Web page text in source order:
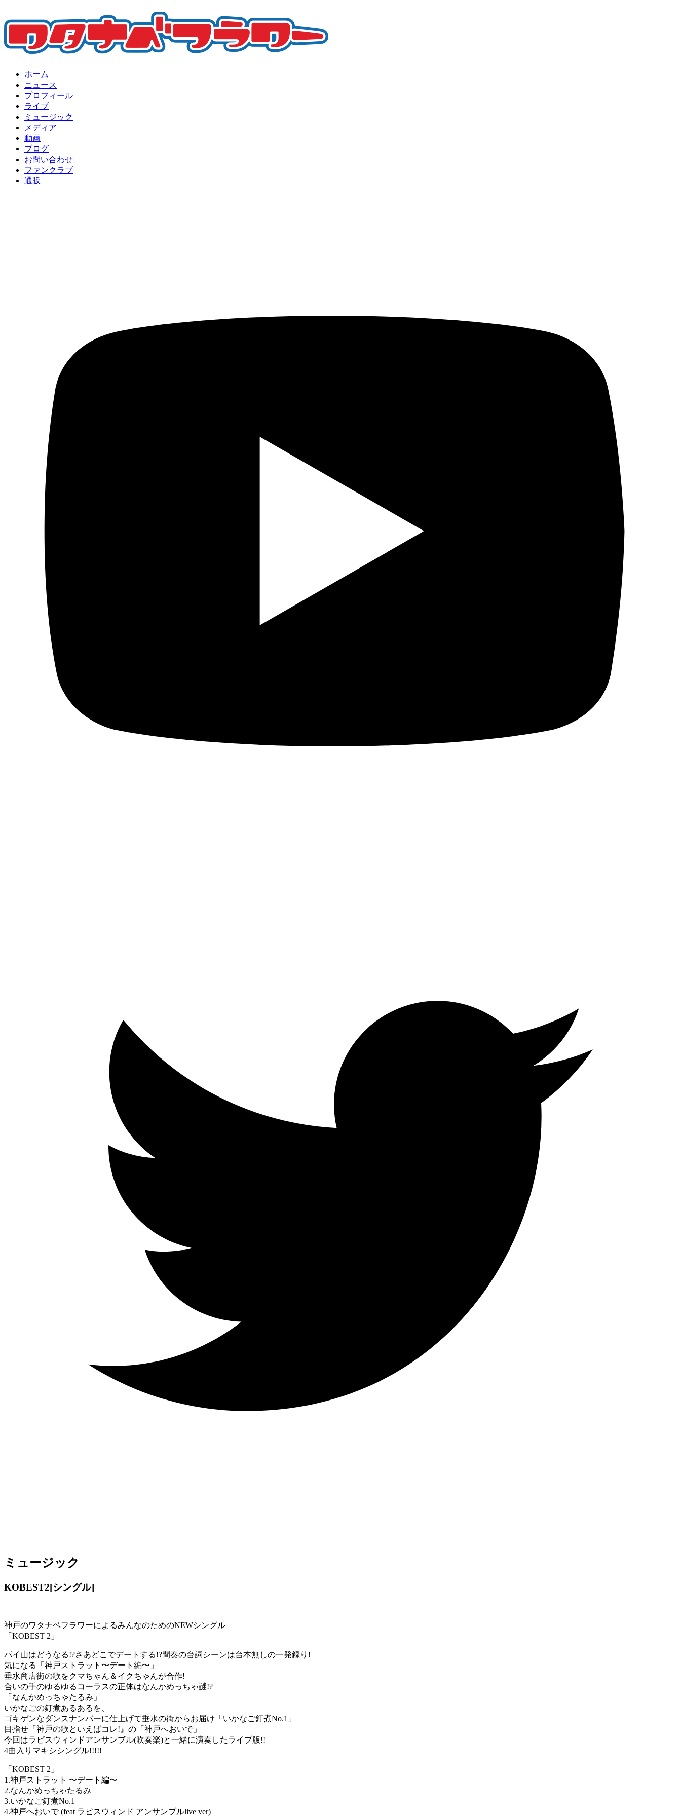
ホーム
ニュース
プロフィール
ライブ
ミュージック
メディア
動画
ブログ
お問い合わせ
ファンクラブ
通販
ミュージック
KOBEST2[シングル]
神戸のワタナベフラワーによるみんなのためのNEWシングル
「KOBEST 2」
パイ山はどうなる!?さあどこでデートする!?間奏の台詞シーンは台本無しの一発録り!
気になる「神戸ストラット〜デート編〜」
垂水商店街の歌をクマちゃん＆イクちゃんが合作!
合いの手のゆるゆるコーラスの正体はなんかめっちゃ謎!?
「なんかめっちゃたるみ」
いかなごの釘煮あるあるを、
ゴキゲンなダンスナンバーに仕上げて垂水の街からお届け「いかなご釘煮No.1」
目指せ『神戸の歌といえばコレ!』の「神戸へおいで」
今回はラピスウィンドアンサンブル(吹奏楽)と一緒に演奏したライブ版!!
4曲入りマキシシングル!!!!!
「KOBEST 2」
1.神戸ストラット 〜デート編〜
2.なんかめっちゃたるみ
3.いかなご釘煮No.1
4.神戸へおいで (feat ラピスウィンド アンサンブルlive ver)